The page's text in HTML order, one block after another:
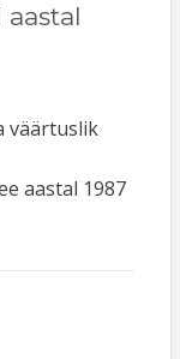
väärtuslik
aastal 1987